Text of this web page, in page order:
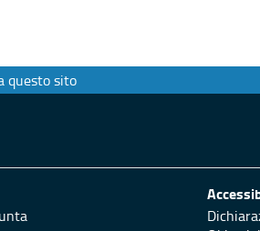
questo sito